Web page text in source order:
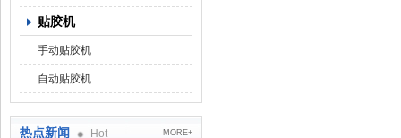
贴胶机
手动贴胶机
自动贴胶机
热点新闻 Hot MORE+